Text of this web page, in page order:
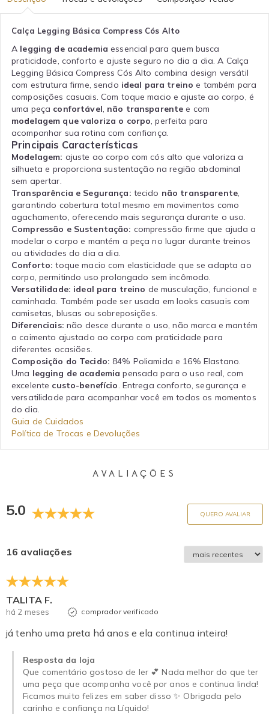
Calça Legging Básica Compress Cós Alto
A legging de academia essencial para quem busca
praticidade, conforto e ajuste seguro no dia a dia. A Calça
Legging Básica Compress Cós Alto combina design versátil
com estrutura firme, sendo ideal para treino e também para
composições casuais. Com toque macio e ajuste ao corpo, é
uma peça confortável não transparente e com
modelagem que valoriza o corpo , perfeita para
acompanhar sua rotina com confiança.
Principais Características
Modelagem: ajuste ao corpo com cós alto que valoriza a
silhueta e proporciona sustentação na região abdominal
sem apertar.
Transparência e Segurança: tecido não transparente
garantindo cobertura total mesmo em movimentos como
agachamento, oferecendo mais segurança durante o uso.
Compressão e Sustentação: compressão firme que ajuda a
modelar o corpo e mantém a peça no lugar durante treinos
ou atividades do dia a dia.
Conforto: toque macio com elasticidade que se adapta ao
corpo, permitindo uso prolongado sem incômodo.
Versatilidade: ideal para treino de musculação, funcional e
caminhada. Também pode ser usada em looks casuais com
camisetas, blusas ou sobreposições.
Diferenciais: não desce durante o uso, não marca e mantém
o caimento ajustado ao corpo com praticidade para
diferentes ocasiões.
Composição do Tecido: 84% Poliamida e 16% Elastano.
Uma legging de academia pensada para o uso real, com
excelente custo-benefício . Entrega conforto, segurança e
versatilidade para acompanhar você em todos os momentos
do dia.
Guia de Cuidados
Política de Trocas e Devoluções
AVALIAÇÕES
5.0 QUERO AVALIAR
16 avaliações
TALITA F.
há 2 meses comprador verificado
já tenho uma preta há anos e ela continua inteira!
Resposta da loja
Que comentário gostoso de ler 💕 Nada melhor do que ter
uma peça que acompanha você por anos e continua linda!
Ficamos muito felizes em saber disso ✨ Obrigada pelo
carinho e confiança na Líquido!